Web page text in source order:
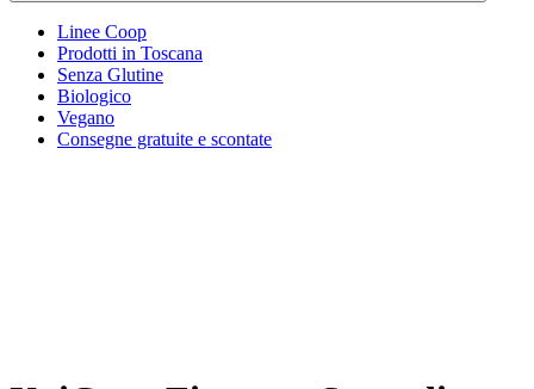
Linee Coop
Prodotti in Toscana
Senza Glutine
Biologico
Vegano
Consegne gratuite e scontate